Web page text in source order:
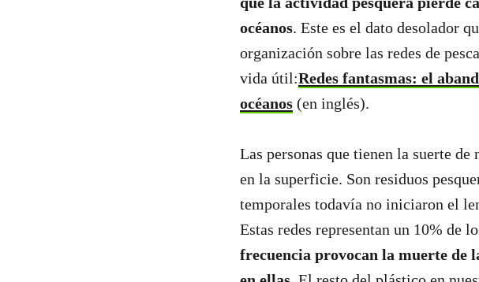
océanos. Este es el dato desolador
organización sobre las redes de
vida útil:Redes fantasmas: el
océanos (en inglés).
Las personas que tienen la suerte de
en la superficie. Son residuos
temporales todavía no iniciaron el
Estas redes representan un 10% de
frecuencia provocan la muerte de